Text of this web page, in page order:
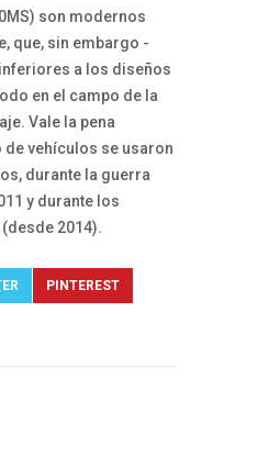
son modernos
que, sin embargo -
a los diseños
en el campo de la
Vale la pena
de vehículos se usaron
durante la guerra
y durante los
2014).
PINTEREST